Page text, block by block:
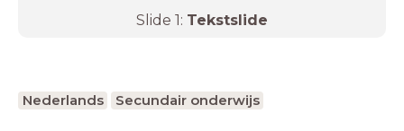
Slide 1: Tekstslide
Nederlands Secundair onderwijs